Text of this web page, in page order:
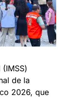
de la
2026, que